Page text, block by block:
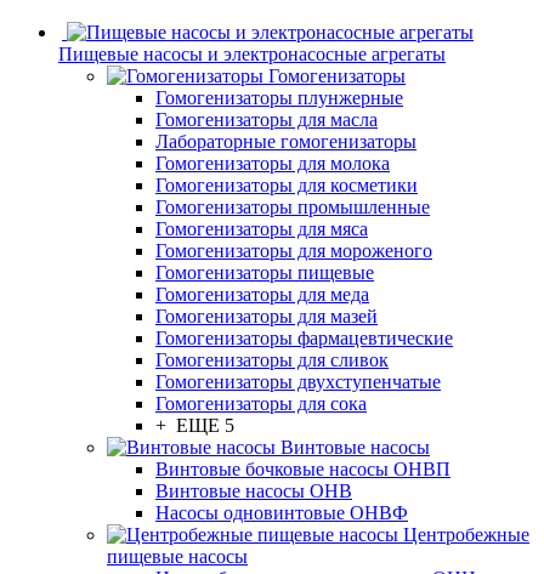
Пищевые насосы и электронасосные агрегаты
Гомогенизаторы
Гомогенизаторы плунжерные
Гомогенизаторы для масла
Лабораторные гомогенизаторы
Гомогенизаторы для молока
Гомогенизаторы для косметики
Гомогенизаторы промышленные
Гомогенизаторы для мяса
Гомогенизаторы для мороженого
Гомогенизаторы пищевые
Гомогенизаторы для меда
Гомогенизаторы для мазей
Гомогенизаторы фармацевтические
Гомогенизаторы для сливок
Гомогенизаторы двухступенчатые
Гомогенизаторы для сока
+ ЕЩЕ 5
Винтовые насосы
Винтовые бочковые насосы ОНВП
Винтовые насосы ОНВ
Насосы одновинтовые ОНВФ
Центробежные
пищевые насосы